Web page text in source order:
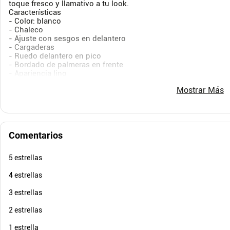
toque fresco y llamativo a tu look.
Características
- Color: blanco
- Chaleco
- Ajuste con sesgos en delantero
- Cargaderas
- Ruedo delantero en pico
- Bordado de palmeras en frente
- Apariencia lino
Mostrar Más
Comentarios
5 estrellas
4 estrellas
3 estrellas
2 estrellas
1 estrella
$ 169